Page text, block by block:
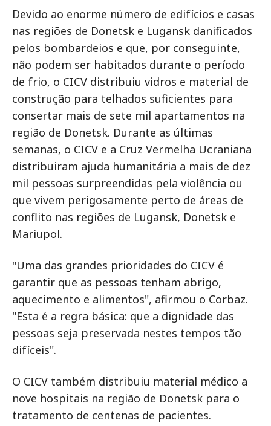
Devido ao enorme número de edifícios e casas
nas regiões de Donetsk e Lugansk danificados
pelos bombardeios e que, por conseguinte,
não podem ser habitados durante o período
de frio, o CICV distribuiu vidros e material de
construção para telhados suficientes para
consertar mais de sete mil apartamentos na
região de Donetsk. Durante as últimas
semanas, o CICV e a Cruz Vermelha Ucraniana
distribuiram ajuda humanitária a mais de dez
mil pessoas surpreendidas pela violência ou
que vivem perigosamente perto de áreas de
conflito nas regiões de Lugansk, Donetsk e
Mariupol.
"Uma das grandes prioridades do CICV é
garantir que as pessoas tenham abrigo,
aquecimento e alimentos", afirmou o Corbaz.
"Esta é a regra básica: que a dignidade das
pessoas seja preservada nestes tempos tão
difíceis".
O CICV também distribuiu material médico a
nove hospitais na região de Donetsk para o
tratamento de centenas de pacientes.